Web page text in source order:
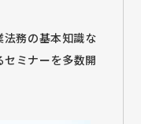
務の基本知識な
ミナーを多数開